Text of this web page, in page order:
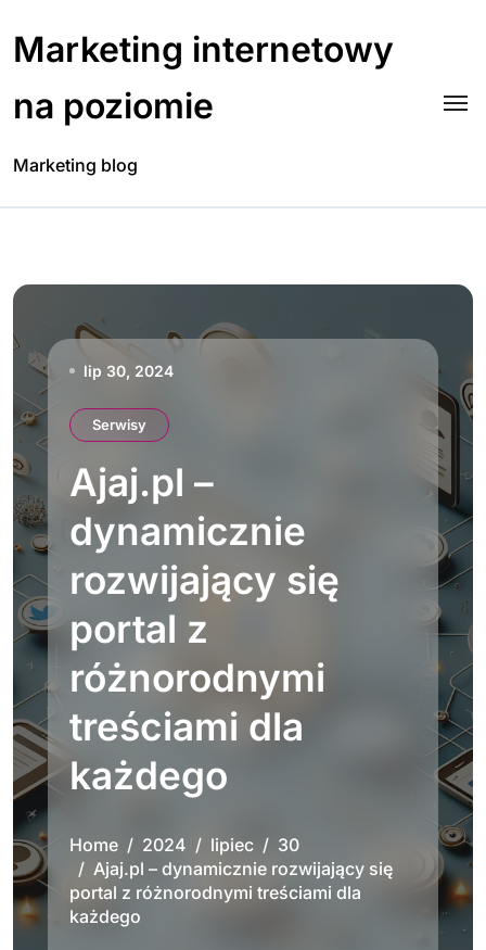
content
Marketing internetowy
na poziomie
Marketing blog
lip 30, 2024
Serwisy
Ajaj.pl –
dynamicznie
rozwijający się
portal z
różnorodnymi
treściami dla
każdego
Home 2024 lipiec
30
Ajaj.pl – dynamicznie rozwijający się
portal z różnorodnymi treściami dla
każdego